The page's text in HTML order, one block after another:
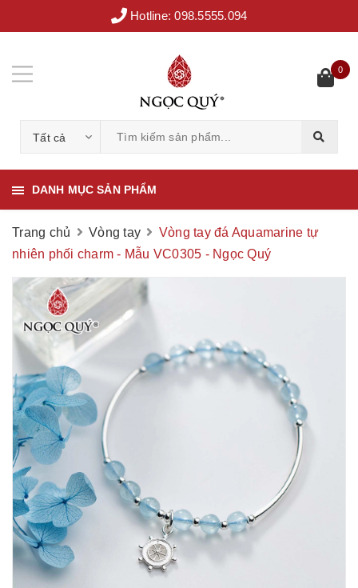
Hotline:098.5555.094
Tất cả
0
DANH MỤC SẢN PHẨM
Trang chủ Vòng tay
Vòng tay đá Aquamarine tự
nhiên phối charm - Mẫu VC0305 - Ngọc Quý